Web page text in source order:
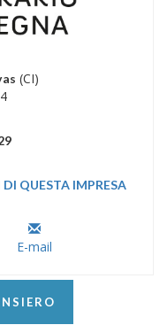
(CI)
QUESTA IMPRESA
E-mail